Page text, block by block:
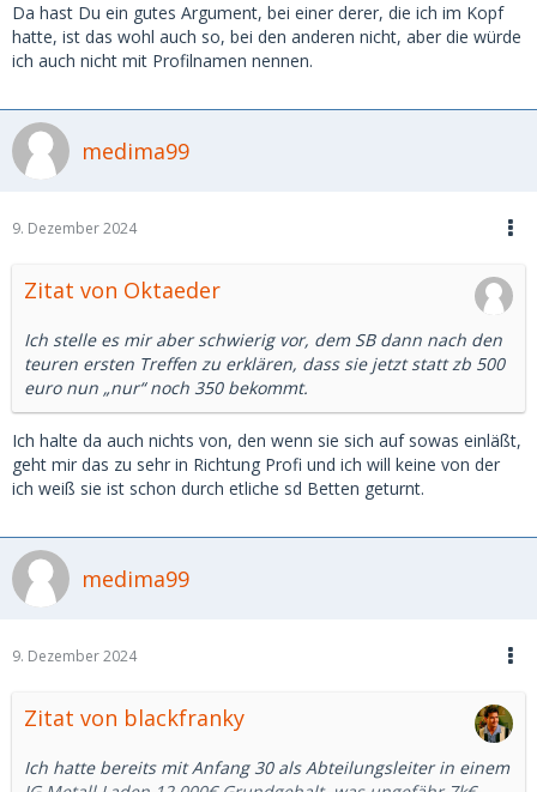
Da hast Du ein gutes Argument, bei einer derer, die ich im Kopf
hatte, ist das wohl auch so, bei den anderen nicht, aber die würde
ich auch nicht mit Profilnamen nennen.
medima99
9. Dezember 2024
Zitat von Oktaeder
Ich stelle es mir aber schwierig vor, dem SB dann nach den
teuren ersten Treffen zu erklären, dass sie jetzt statt zb 500
euro nun „nur“ noch 350 bekommt.
Ich halte da auch nichts von, den wenn sie sich auf sowas einläßt,
geht mir das zu sehr in Richtung Profi und ich will keine von der
ich weiß sie ist schon durch etliche sd Betten geturnt.
medima99
9. Dezember 2024
Zitat von blackfranky
Ich hatte bereits mit Anfang 30 als Abteilungsleiter in einem